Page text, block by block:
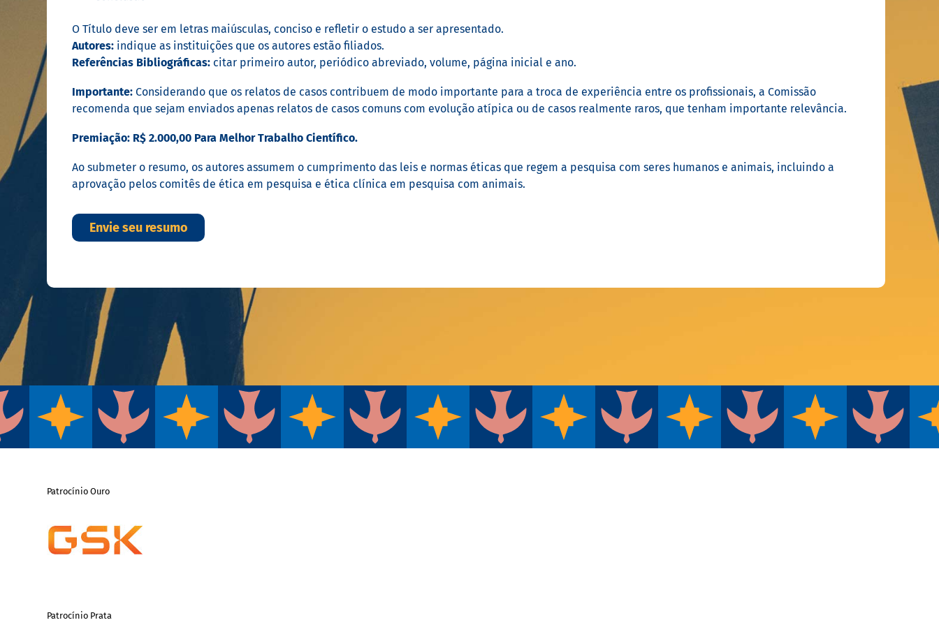
O Título deve ser em letras maiúsculas, conciso e refletir o estudo a ser apresentado.
Autores: indique as instituições que os autores estão filiados.
Referências Bibliográficas: citar primeiro autor, periódico abreviado, volume, página inicial e ano.
Importante: Considerando que os relatos de casos contribuem de modo importante para a troca de experiência entre os profissionais, a Comissão
recomenda que sejam enviados apenas relatos de casos comuns com evolução atípica ou de casos realmente raros, que tenham importante relevância.
Premiação: R$ 2.000,00 Para Melhor Trabalho Científico.
Ao submeter o resumo, os autores assumem o cumprimento das leis e normas éticas que regem a pesquisa com seres humanos e animais, incluindo a
aprovação pelos comitês de ética em pesquisa e ética clínica em pesquisa com animais.
Envie seu resumo
Patrocínio Ouro
Patrocínio Prata